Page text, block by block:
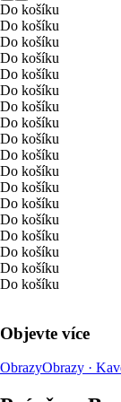
Do košíku
Do košíku
Do košíku
Do košíku
Do košíku
Do košíku
Do košíku
Do košíku
Do košíku
Do košíku
Do košíku
Do košíku
Do košíku
Do košíku
Do košíku
Do košíku
Do košíku
Do košíku
Objevte více
ObrazyObrazy ·